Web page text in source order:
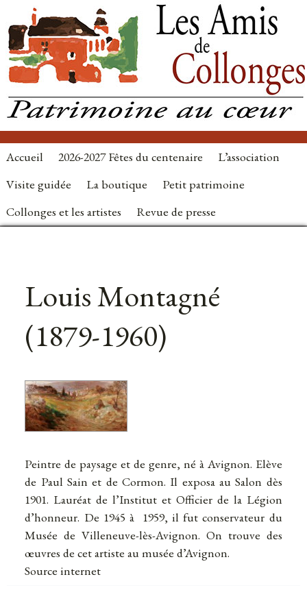
Accueil 2026-2027 Fêtes du centenaire
L’association
Visite guidée
La boutique
Petit patrimoine
Collonges et les artistes
Revue de presse
Louis Montagné
(1879-1960)
Peintre de paysage et de genre, né à Avignon. Elève
de Paul Sain et de Cormon. Il exposa au Salon dès
1901. Lauréat de l’Institut et Officier de la Légion
d’honneur. De 1945 à 1959, il fut conservateur du
Musée de Villeneuve-lès-Avignon. On trouve des
œuvres de cet artiste au musée d’Avignon.
Source internet